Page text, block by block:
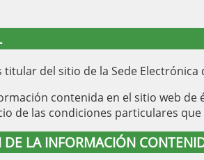
titular del sitio de la Sede
contenida en el sitio web
de las condiciones particulares
LA INFORMACIÓN